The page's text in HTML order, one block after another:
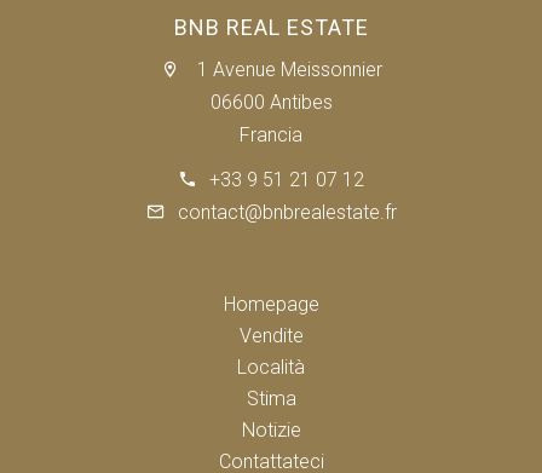
BNB REAL ESTATE
1 Avenue Meissonnier
06600 Antibes
Francia
+33 9 51 21 07 12
contact@bnbrealestate.fr
Homepage
Vendite
Località
Stima
Notizie
Contattateci